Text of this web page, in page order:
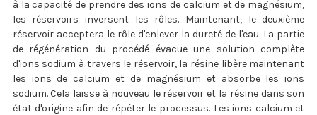
à la capacité de prendre des ions de calcium et de magnésium,
les réservoirs inversent les rôles. Maintenant, le deuxième
réservoir acceptera le rôle d'enlever la dureté de l'eau. La partie
de régénération du procédé évacue une solution complète
d'ions sodium à travers le réservoir, la résine libère maintenant
les ions de calcium et de magnésium et absorbe les ions
sodium. Cela laisse à nouveau le réservoir et la résine dans son
état d'origine afin de répéter le processus. Les ions calcium et